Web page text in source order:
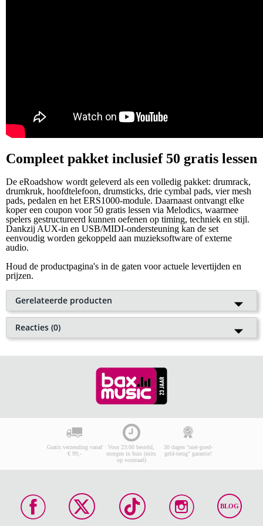
Compleet pakket inclusief 50 gratis lessen
De eRoadshow wordt geleverd als een volledig pakket: drumrack,
drumkruk, hoofdtelefoon, drumsticks, drie cymbal pads, vier mesh
pads, pedalen en het ERS1000‑module. Daarnaast ontvangt elke
koper een coupon voor 50 gratis lessen via Melodics, waarmee
spelers gestructureerd kunnen oefenen op timing, techniek en stijl.
Dankzij AUX‑in en USB/MIDI‑ondersteuning kan de set
eenvoudig worden gekoppeld aan muzieksoftware of externe
audio.
Houd de productpagina's in de gaten voor actuele levertijden en
prijzen.
Gerelateerde producten
Pearl ERS-1000 eRoadshow
elektronisch drumstel
Adviesprijs € 399,-
Op voorraad bij de leverancier
Reacties (0)
Plaats als eerste een reactie
(min.10, max.10000 tekens)
Geschreven tekens:0
Plaats je reactie
Gratis verzending vanaf
€ 99,-
Voor 23:00 besteld,
morgen in huis (mits
op voorraad)
30 dagen "niet-goed-
geld-terug" garantie!
BLOG